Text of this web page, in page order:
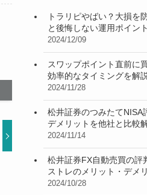
トラリピやばい？大損を
と後悔しない運用ポイント
2024/12/09
スワップポイント直前に
効率的なタイミングを解
2024/11/28
松井証券のつみたてNISA
デメリットを他社と比較
2024/11/14
松井証券FX自動売買の評
ストレのメリット・デメ
2024/10/28